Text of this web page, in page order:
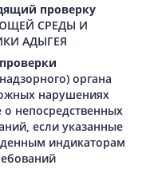
проверку
СРЕДЫ И
АДЫГЕЯ
органа
нарушениях
о непосредственных
если указанные
индикаторам